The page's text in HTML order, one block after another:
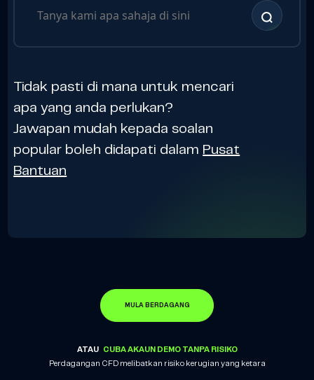
Tidak pasti di mana untuk mencari
apa yang anda perlukan?
Jawapan mudah kepada soalan
popular boleh didapati dalam Pusat
Bantuan
MULA BERDAGANG
ATAU CUBA AKAUN DEMO TANPA RISIKO
Perdagangan CFD melibatkan risiko kerugian yang ketara